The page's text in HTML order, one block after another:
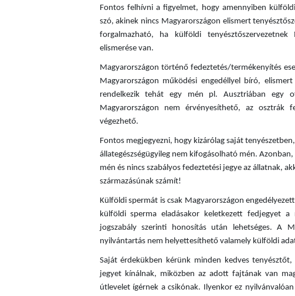
Fontos felhívni a figyelmet, hogy amennyiben
szó, akinek nincs Magyarországon elismert
forgalmazható, ha külföldi tenyésztőszervezetnek
elismerése van.
Magyarországon történő fedeztetés/termékenyítés
Magyarországon működési engedéllyel bíró,
rendelkezik tehát egy mén pl. Ausztriában egy
Magyarországon nem érvényesíthető, az osztrák
végezhető.
Fontos megjegyezni, hogy kizárólag saját
állategészségügyileg nem kifogásolható mén.
mén és nincs szabályos fedeztetési jegye az állatnak,
származásúnak számít!
Külföldi spermát is csak Magyarországon
külföldi sperma eladásakor keletkezett fedjegyet
jogszabály szerinti honosítás után lehetséges. A
nyilvántartás nem helyettesíthető valamely külföldi
Saját érdekükben kérünk minden kedves
jegyet kínálnak, miközben az adott fajtának van
útlevelet ígérnek a csikónak. Ilyenkor ez